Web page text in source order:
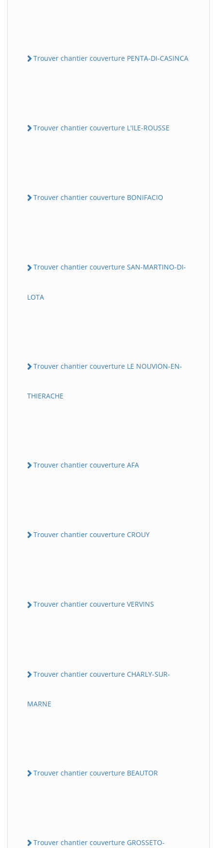
Trouver chantier couverture PENTA-DI-CASINCA
Trouver chantier couverture L'ILE-ROUSSE
Trouver chantier couverture BONIFACIO
Trouver chantier couverture SAN-MARTINO-DI-
LOTA
Trouver chantier couverture LE NOUVION-EN-
THIERACHE
Trouver chantier couverture AFA
Trouver chantier couverture CROUY
Trouver chantier couverture VERVINS
Trouver chantier couverture CHARLY-SUR-
MARNE
Trouver chantier couverture BEAUTOR
Trouver chantier couverture GROSSETO-